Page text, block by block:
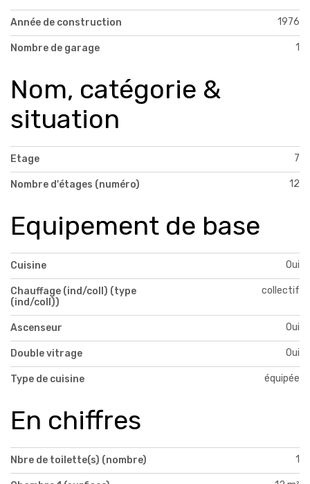
Année de construction 1976
Nombre de garage 1
Nom, catégorie &
situation
Etage 7
Nombre d'étages (numéro) 12
Equipement de base
Cuisine Oui
Chauffage (ind/coll) (type
(ind/coll))
collectif
Ascenseur Oui
Double vitrage Oui
Type de cuisine équipée
En chiffres
Nbre de toilette(s) (nombre) 1